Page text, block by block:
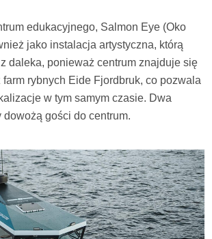
edukacyjnego, Salmon Eye (Oko
jako instalacja artystyczna, którą
daleka, ponieważ centrum znajduje się
rybnych Eide Fjordbruk, co pozwala
w tym samym czasie. Dwa
dowożą gości do centrum.